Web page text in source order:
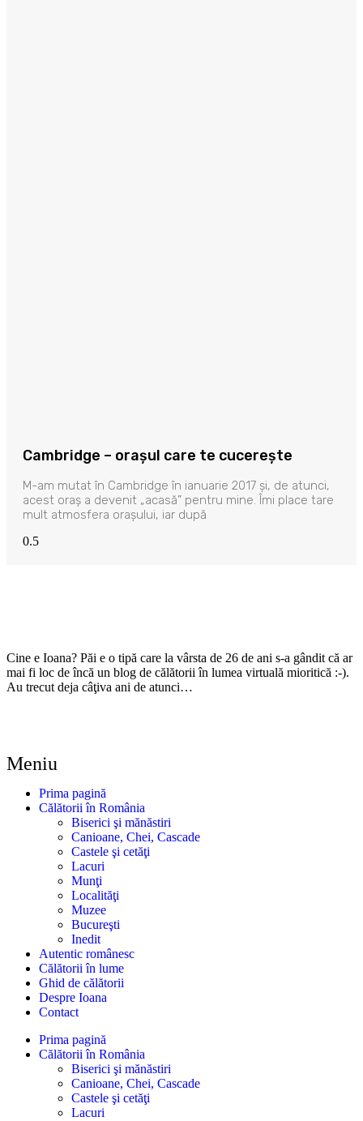
Cambridge – orașul care te cucerește
M-am mutat în Cambridge în ianuarie 2017 și, de atunci,
acest oraș a devenit „acasă” pentru mine. Îmi place tare
mult atmosfera orașului, iar după
Cine e Ioana? Păi e o tipă care la vârsta de 26 de ani s-a gândit că ar
mai fi loc de încă un blog de călătorii în lumea virtuală mioritică :-).
Au trecut deja câţiva ani de atunci…
Meniu
Prima pagină
Călătorii în România
Biserici şi mănăstiri
Canioane, Chei, Cascade
Castele şi cetăţi
Lacuri
Munţi
Localităţi
Muzee
Bucureşti
Inedit
Autentic românesc
Călătorii în lume
Ghid de călătorii
Despre Ioana
Contact
Prima pagină
Călătorii în România
Biserici şi mănăstiri
Canioane, Chei, Cascade
Castele şi cetăţi
Lacuri